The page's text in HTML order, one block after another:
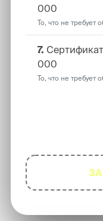
000
То, что не требует
7.
000
То, что не требует